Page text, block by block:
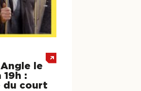
le
19h :
du court